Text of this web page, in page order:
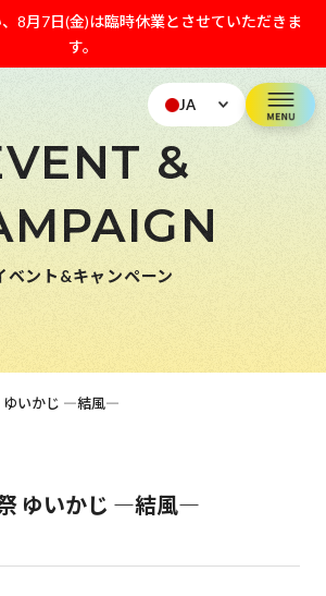
8月7日(金)は臨時休業とさせていただきま
す。
JA
&
ベント&キャンペーン
ゆいかじ ―結風―
ゆいかじ ―結風―